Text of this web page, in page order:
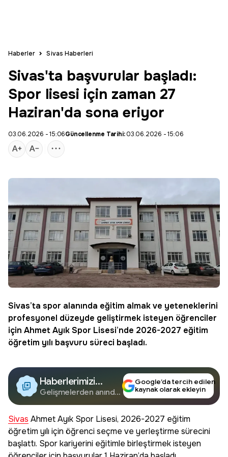
Haberler Sivas Haberleri
Sivas'ta başvurular başladı:
Spor lisesi için zaman 27
Haziran'da sona eriyor
03.06.2026 - 15:06Güncellenme Tarihi:03.06.2026 - 15:06
Sivas’ta spor alanında eğitim almak ve yeteneklerini
profesyonel düzeyde geliştirmek isteyen öğrenciler
için Ahmet Ayık Spor Lisesi’nde 2026-2027 eğitim
öğretim yılı başvuru süreci başladı.
Haberlerimizi
Google'da Takip
Edin
Gelişmelerden anında
Google’da tercih edilen
kaynak olarak ekleyin
Sivas Ahmet Ayık Spor Lisesi, 2026-2027 eğitim
öğretim yılı için öğrenci seçme ve yerleştirme sürecini
başlattı. Spor kariyerini eğitimle birleştirmek isteyen